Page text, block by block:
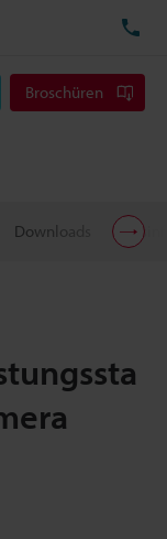
Broschüren
Downloads